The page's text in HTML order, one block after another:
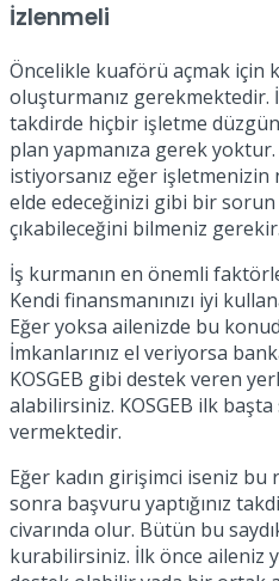
İzlenmeli
Öncelikle kuaförü açmak için
oluşturmanız gerekmektedir.
takdirde hiçbir işletme
plan yapmanıza gerek yoktur.
istiyorsanız eğer işletmenizin
elde edeceğinizi gibi bir sorun
çıkabileceğini bilmeniz gerekir.
İş kurmanın en önemli
Kendi finansmanınızı iyi
Eğer yoksa ailenizde bu
İmkanlarınız el veriyorsa
KOSGEB gibi destek veren
alabilirsiniz. KOSGEB ilk
vermektedir.
Eğer kadın girişimci iseniz bu
sonra başvuru yaptığınız
civarında olur. Bütün bu
kurabilirsiniz. İlk önce aileniz